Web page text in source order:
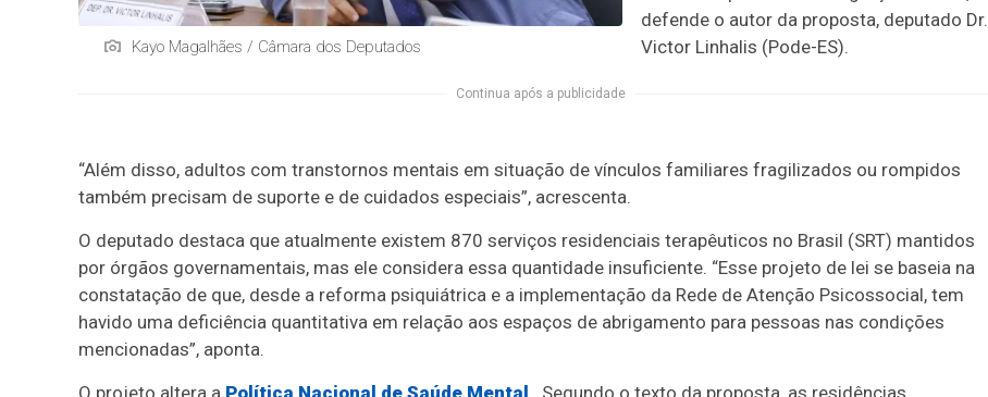
Kayo Magalhães / Câmara dos Deputados
defende o autor da proposta, deputado Dr.
Victor Linhalis (Pode-ES).
Continua após a publicidade
“Além disso, adultos com transtornos mentais em situação de vínculos familiares fragilizados ou rompidos
também precisam de suporte e de cuidados especiais”, acrescenta.
O deputado destaca que atualmente existem 870 serviços residenciais terapêuticos no Brasil (SRT) mantidos
por órgãos governamentais, mas ele considera essa quantidade insuficiente. “Esse projeto de lei se baseia na
constatação de que, desde a reforma psiquiátrica e a implementação da Rede de Atenção Psicossocial, tem
havido uma deficiência quantitativa em relação aos espaços de abrigamento para pessoas nas condições
mencionadas”, aponta.
O projeto altera a Política Nacional de Saúde Mental . Segundo o texto da proposta, as residências